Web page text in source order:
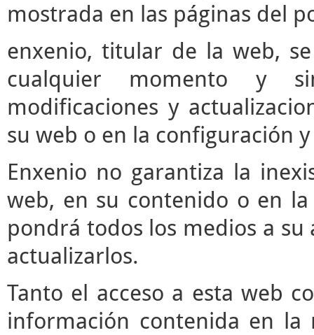
mostrada en las páginas del
enxenio, titular de la web,
cualquier momento y
modificaciones y
su web o en la configuración
Enxenio no garantiza la
web, en su contenido o en
pondrá todos los medios a
actualizarlos.
Tanto el acceso a esta web
información contenida en la